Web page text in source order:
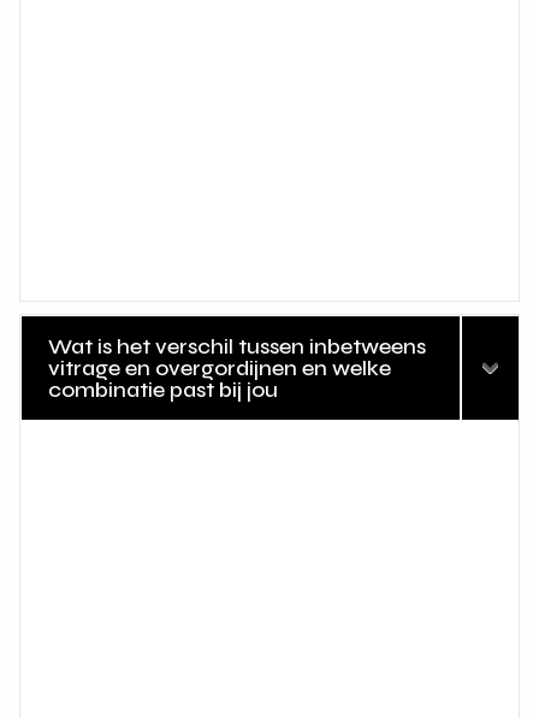
Wat is het verschil tussen inbetweens
vitrage en overgordijnen en welke
combinatie past bij jou